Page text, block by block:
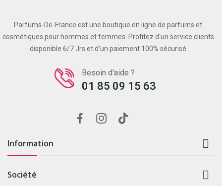
Parfums-De-France est une boutique en ligne de parfums et
cosmétiques pour hommes et femmes. Profitez d'un service clients
disponible 6/7 Jrs et d'un paiement 100% sécurisé
Besoin d'aide ?
01 85 09 15 63
Information 
Société 